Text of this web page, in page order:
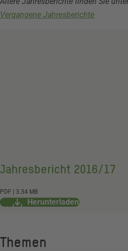
Vergangene Jahresberichte
Jahresbericht 2016/17
Dokument
PDF 3.34 MB
Herunterladen
Themen